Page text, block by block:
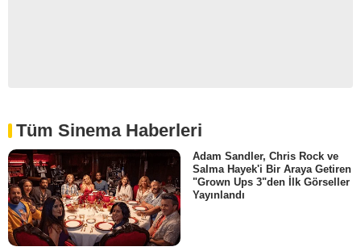
Tüm Sinema Haberleri
Adam Sandler, Chris Rock ve
Salma Hayek'i Bir Araya Getiren
"Grown Ups 3"den İlk Görseller
Yayınlandı